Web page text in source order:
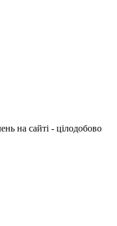
на сайті - цілодобово